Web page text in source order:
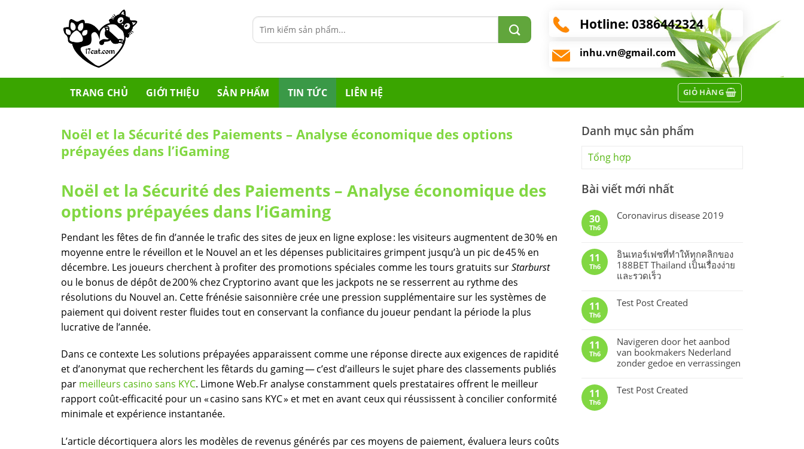
Tìm
kiếm:
Hotline: 0386442324
inhu.vn@gmail.com
TRANG CHỦ GIỚI THIỆU SẢN PHẨM TIN TỨC LIÊN HỆ GIỎ HÀNG
Noël et la Sécurité des Paiements – Analyse économique des options
prépayées dans l’iGaming
Noël et la Sécurité des Paiements – Analyse économique des
options prépayées dans l’iGaming
Pendant les fêtes de fin d’année le trafic des sites de jeux en ligne explose : les visiteurs augmentent de 30 % en
moyenne entre le réveillon et le Nouvel an et les dépenses publicitaires grimpent jusqu’à un pic de 45 % en
décembre. Les joueurs cherchent à profiter des promotions spéciales comme les tours gratuits surStarburst
ou le bonus de dépôt de 200 % chez Cryptorino avant que les jackpots ne se resserrent au rythme des
résolutions du Nouvel an. Cette frénésie saisonnière crée une pression supplémentaire sur les systèmes de
paiement qui doivent rester fluides tout en conservant la confiance du joueur pendant la période la plus
lucrative de l’année.
Dans ce contexte Les solutions prépayées apparaissent comme une réponse directe aux exigences de rapidité
et d’anonymat que recherchent les fêtards du gaming — c’est d’ailleurs le sujet phare des classements publiés
par meilleurs casino sans KYC. Limone Web.Fr analyse constamment quels prestataires offrent le meilleur
rapport coût‑efficacité pour un « casino sans KYC » et met en avant ceux qui réussissent à concilier conformité
minimale et expérience instantanée.
L’article décortiquera alors les modèles de revenus générés par ces moyens de paiement, évaluera leurs coûts
Danh mục sản phẩm
Tổng hợp
Bài viết mới nhất
30
Th6
Coronavirus disease 2019
11
Th6
อินเทอร์เฟซที่ทำให้ทุกคลิกของ
188BET Thailand เป็นเรื่องง่าย
และรวดเร็ว
11
Th6
Test Post Created
11
Th6
Navigeren door het aanbod
van bookmakers Nederland
zonder gedoe en verrassingen
11
Th6
Test Post Created